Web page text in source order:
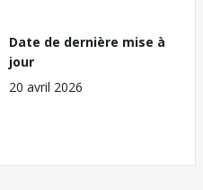
Date de dernière mise à
jour
20 avril 2026